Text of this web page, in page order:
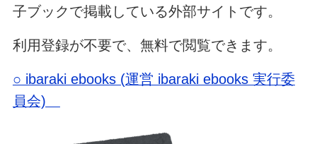
子ブックで掲載している外部サイトです。
利用登録が不要で、無料で閲覧できます。
○ ibaraki ebooks (運営 ibaraki ebooks 実行委
員会)